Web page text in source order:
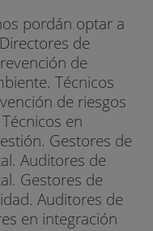
pordán optar a
de
de
Técnicos
de riesgos
en
Gestores de
Auditores de
Gestores de
Auditores de
en integración